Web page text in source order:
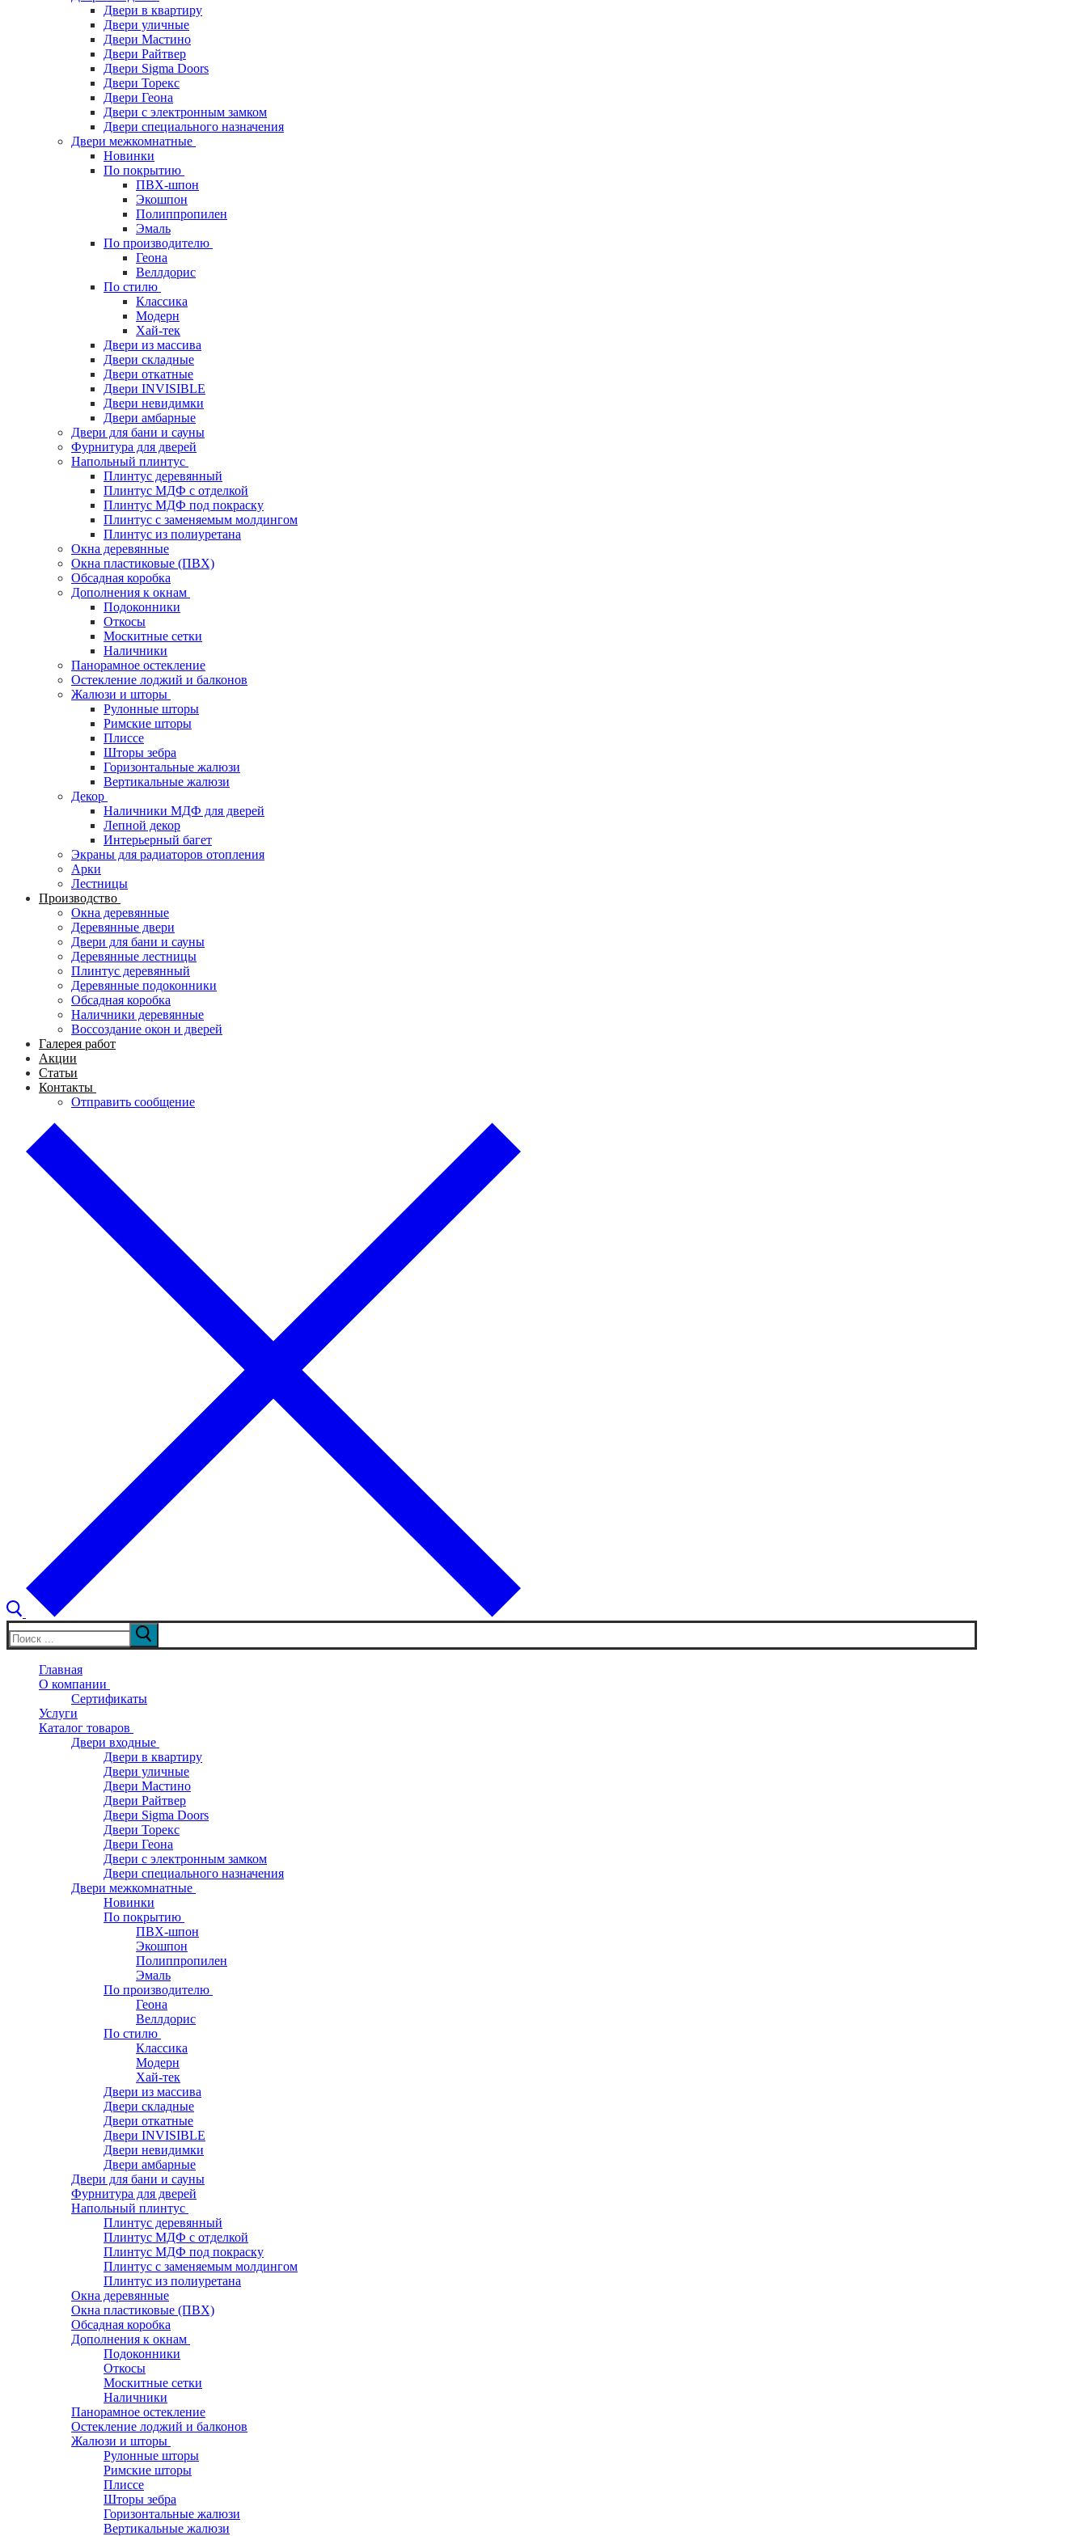
Двери в квартиру
Двери уличные
Двери Мастино
Двери Райтвер
Двери Sigma Doors
Двери Торекс
Двери Геона
Двери с электронным замком
Двери специального назначения
Двери межкомнатные
Новинки
По покрытию
ПВХ-шпон
Экошпон
Полиппропилен
Эмаль
По производителю
Геона
Веллдорис
По стилю
Классика
Модерн
Хай-тек
Двери из массива
Двери складные
Двери откатные
Двери INVISIBLE
Двери невидимки
Двери амбарные
Двери для бани и сауны
Фурнитура для дверей
Напольный плинтус
Плинтус деревянный
Плинтус МДФ с отделкой
Плинтус МДФ под покраску
Плинтус с заменяемым молдингом
Плинтус из полиуретана
Окна деревянные
Окна пластиковые (ПВХ)
Обсадная коробка
Дополнения к окнам
Подоконники
Откосы
Москитные сетки
Наличники
Панорамное остекление
Остекление лоджий и балконов
Жалюзи и шторы
Рулонные шторы
Римские шторы
Плиссе
Шторы зебра
Горизонтальные жалюзи
Вертикальные жалюзи
Декор
Наличники МДФ для дверей
Лепной декор
Интерьерный багет
Экраны для радиаторов отопления
Арки
Лестницы
Производство
Окна деревянные
Деревянные двери
Двери для бани и сауны
Деревянные лестницы
Плинтус деревянный
Деревянные подоконники
Обсадная коробка
Наличники деревянные
Воссоздание окон и дверей
Галерея работ
Акции
Статьи
Контакты
Отправить сообщение
Искать:
Главная
О компании
Сертификаты
Услуги
Каталог товаров
Двери входные
Двери в квартиру
Двери уличные
Двери Мастино
Двери Райтвер
Двери Sigma Doors
Двери Торекс
Двери Геона
Двери с электронным замком
Двери специального назначения
Двери межкомнатные
Новинки
По покрытию
ПВХ-шпон
Экошпон
Полиппропилен
Эмаль
По производителю
Геона
Веллдорис
По стилю
Классика
Модерн
Хай-тек
Двери из массива
Двери складные
Двери откатные
Двери INVISIBLE
Двери невидимки
Двери амбарные
Двери для бани и сауны
Фурнитура для дверей
Напольный плинтус
Плинтус деревянный
Плинтус МДФ с отделкой
Плинтус МДФ под покраску
Плинтус с заменяемым молдингом
Плинтус из полиуретана
Окна деревянные
Окна пластиковые (ПВХ)
Обсадная коробка
Дополнения к окнам
Подоконники
Откосы
Москитные сетки
Наличники
Панорамное остекление
Остекление лоджий и балконов
Жалюзи и шторы
Рулонные шторы
Римские шторы
Плиссе
Шторы зебра
Горизонтальные жалюзи
Вертикальные жалюзи